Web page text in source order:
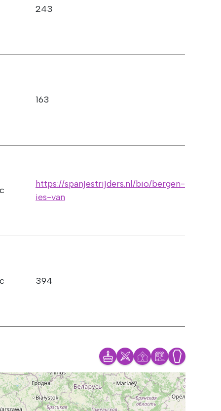
243
163
https://spanjestrijders.nl/bio/bergen-
ies-van
394